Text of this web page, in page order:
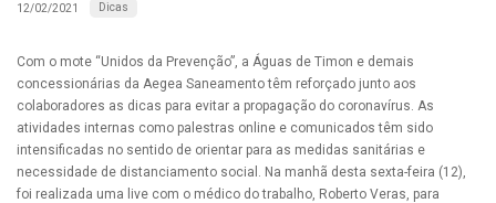
12/02/2021 Dicas
Com o mote “Unidos da Prevenção”, a Águas de Timon e demais
concessionárias da Aegea Saneamento têm reforçado junto aos
colaboradores as dicas para evitar a propagação do coronavírus. As
atividades internas como palestras online e comunicados têm sido
intensificadas no sentido de orientar para as medidas sanitárias e
necessidade de distanciamento social. Na manhã desta sexta-feira (12),
foi realizada uma live com o médico do trabalho, Roberto Veras, para